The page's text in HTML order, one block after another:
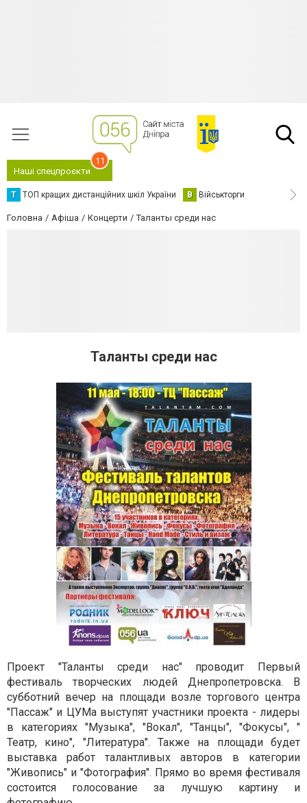
Наші спецпроєкти
11
Т ТОП кращих дистанційних шкіл України В Військторги
Головна Афіша Концерти Таланты среди нас
Таланты среди нас
Проект "Таланты среди нас" проводит Первый
фестиваль творческих людей Днепропетровска. В
субботний вечер на площади возле торгового центра
"Пассаж" и ЦУМа выступят участники проекта - лидеры
в категориях "Музыка", "Вокал", "Танцы", "Фокусы", "
Театр, кино", "Литература". Также на площади будет
выставка работ талантливых авторов в категории
"Живопись" и "Фотография". Прямо во время фестиваля
состоится голосование за лучшую картину и